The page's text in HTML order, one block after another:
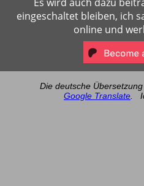
eingeschaltet bleiben, ich
online und
Die deutsche
Google Translate